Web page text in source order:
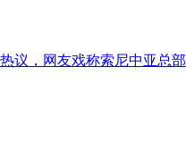
议，网友戏称索尼中亚总部